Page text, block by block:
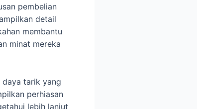
pembelian
detail
membantu
minat mereka
tarik yang
perhiasan
lebih lanjut